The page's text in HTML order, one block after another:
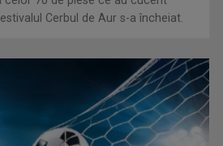
Cerbul de Aur s-a încheiat.